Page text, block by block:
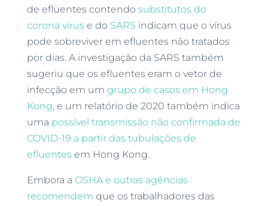
de efluentes contendo substitutos do
corona vírus e do SARS indicam que o vírus
pode sobreviver em efluentes não tratados
por dias. A investigação da SARS também
sugeriu que os efluentes eram o vetor de
infecção em um grupo de casos em Hong
Kong, e um relatório de 2020 também indica
uma possível transmissão não confirmada de
COVID-19 a partir das tubulações de
efluentes em Hong Kong.
Embora a OSHA e outras agências
recomendem que os trabalhadores das